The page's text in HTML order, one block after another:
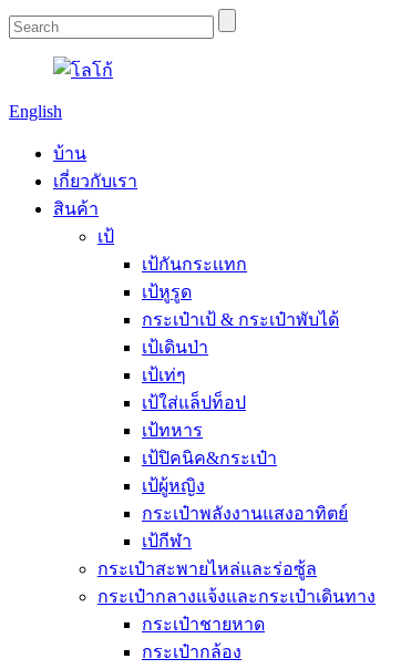
English
บ้าน
เกี่ยวกับเรา
สินค้า
เป้
เป้กันกระเเทก
เป้หูรูด
กระเป๋าเป้ & กระเป๋าพับได้
เป้เดินป่า
เป้เท่ๆ
เป้ใส่แล็ปท็อป
เป้ทหาร
เป้ปิคนิค&กระเป๋า
เป้ผู้หญิง
กระเป๋าพลังงานแสงอาทิตย์
เป้กีฬา
กระเป๋าสะพายไหล่และร่อซู้ล
กระเป๋ากลางแจ้งและกระเป๋าเดินทาง
กระเป๋าชายหาด
กระเป๋ากล้อง